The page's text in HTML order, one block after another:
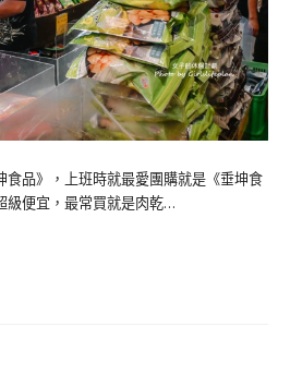
食品》，上班時就最愛團購就是《垂坤食
級便宜，最常買就是肉乾…